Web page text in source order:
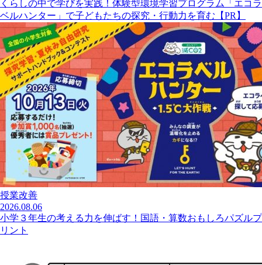
くらしの中で学びを実践！体験型環境学習プログラム「エコラ
ベルハンター」で子どもたちの探究・行動力を育む【PR】
授業改善
2026.08.06
小学３年生の考える力を伸ばす！国語・算数おもしろパズルプ
リント